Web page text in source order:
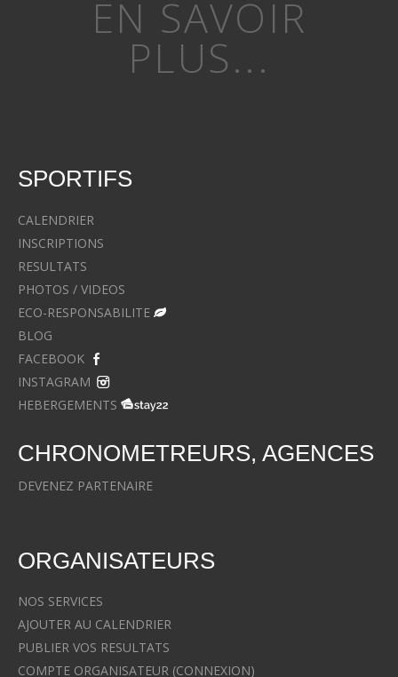
EN SAVOIR
PLUS...
SPORTIFS
CALENDRIER
INSCRIPTIONS
RESULTATS
PHOTOS / VIDEOS
ECO-RESPONSABILITE
BLOG
FACEBOOK
INSTAGRAM
HEBERGEMENTS
CHRONOMETREURS, AGENCES
DEVENEZ PARTENAIRE
ORGANISATEURS
NOS SERVICES
AJOUTER AU CALENDRIER
PUBLIER VOS RESULTATS
COMPTE ORGANISATEUR (CONNEXION)